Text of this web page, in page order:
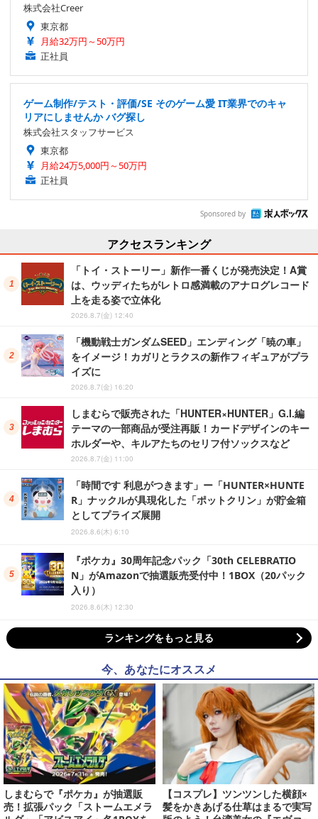
株式会社Creer
東京都
月給32万円～50万円
正社員
ゲーム制作/テスト・評価/SE そのゲーム愛 IT業界でのキャ
リアにしませんか バグ探し
株式会社スタッフサービス
東京都
月給24万5,000円～50万円
正社員
Sponsored by
アクセスランキング
「トイ・ストーリー」新作一番くじが発売決定！A賞
は、ウッディたちがレトロ感満載のアナログレコード
上を走る姿で立体化
2026.8.7(金) 12:40
「機動戦士ガンダムSEED」エンディング「暁の車」
をイメージ！カガリとラクスの新作フィギュアがプラ
イズに
2026.8.7(金) 16:20
しまむらで販売された「HUNTER×HUNTER」G.I.編
テーマの一部商品が受注再販！カードデザインのキー
ホルダーや、キルアたちのセリフ付ソックスなど
2026.8.7(金) 11:00
「時間です 利息がつきます」ー「HUNTER×HUNTE
R」ナックルが具現化した「ポットクリン」が貯金箱
としてプライズ展開
2026.8.6(木) 6:10
『ポケカ』30周年記念パック「30th CELEBRATIO
N」がAmazonで抽選販売受付中！1BOX（20パック
入り）
2026.8.6(木) 12:30
ランキングをもっと見る
今、あなたにオススメ
しまむらで『ポケカ』が抽選販
売！拡張パック「ストームエメラ
【コスプレ】ツンツンした横顔×
髪をかきあげる仕草はまるで実写